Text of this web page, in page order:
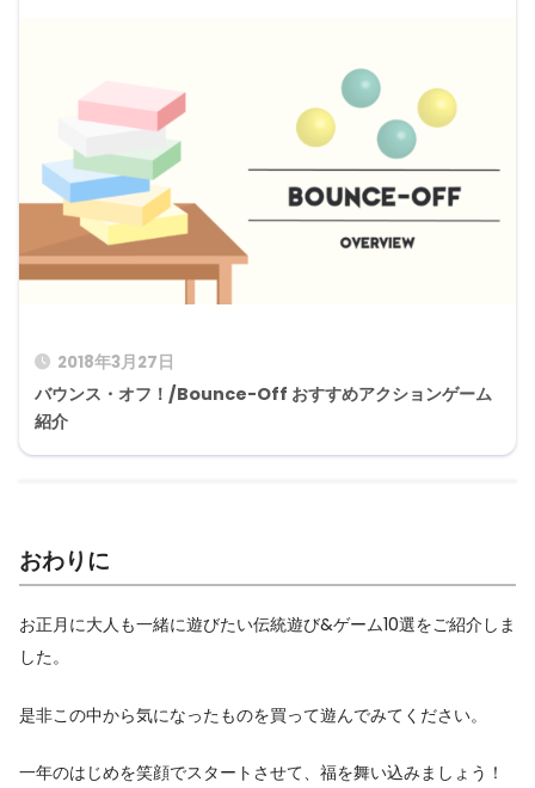
2018年3月27日
バウンス・オフ！/Bounce-Off おすすめアクションゲーム
紹介
おわりに
お正月に大人も一緒に遊びたい伝統遊び&ゲーム10選をご紹介しま
した。
是非この中から気になったものを買って遊んでみてください。
一年のはじめを笑顔でスタートさせて、福を舞い込みましょう！